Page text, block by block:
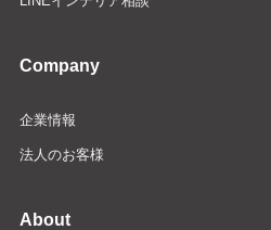
Company
企業情報
法人のお客様
About